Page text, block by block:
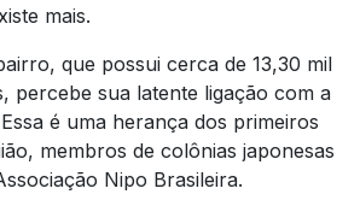
mais.
que possui cerca de 13,30 mil
percebe sua latente ligação com a
é uma herança dos primeiros
membros de colônias japonesas
Nipo Brasileira.